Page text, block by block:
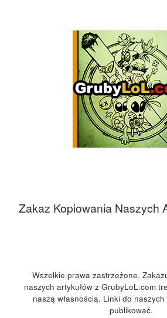
Zakaz Kopiowania Naszych
Wszelkie prawa zastrzeżone.
naszych artykułów z GrubyLoL.com
naszą własnością. Linki do naszych
publikować.